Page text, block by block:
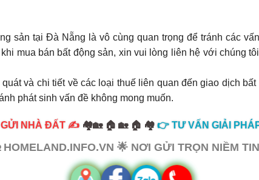
sản tại Đà Nẵng là vô cùng quan trọng để tránh các
mua bán bất động sản, xin vui lòng liên hệ với chúng
và chi tiết về các loại thuế liên quan đến giao dịch
phát sinh vấn đề không mong muốn.
NHÀ ĐẤT ✍️ 🏘️🏡 🏠 🏡 🏠 🏘️ 👉 TƯ VẤN GIẢI
HOMELAND.INFO.VN 🌟 NƠI GỬI TRỌN NIỀM